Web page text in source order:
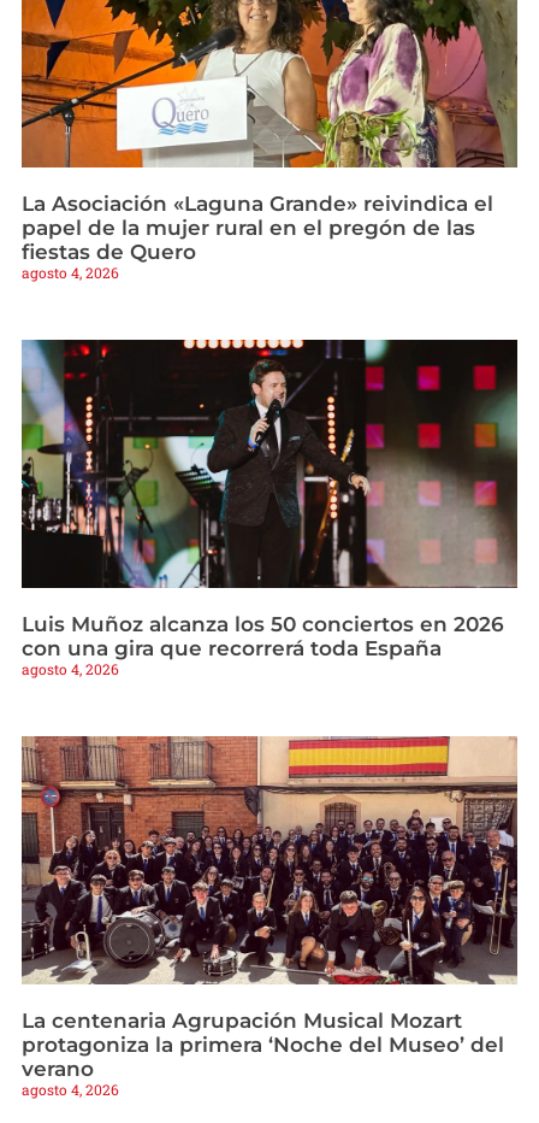
La Asociación «Laguna Grande» reivindica el
papel de la mujer rural en el pregón de las
fiestas de Quero
agosto 4, 2026
Luis Muñoz alcanza los 50 conciertos en 2026
con una gira que recorrerá toda España
agosto 4, 2026
La centenaria Agrupación Musical Mozart
protagoniza la primera ‘Noche del Museo’ del
verano
agosto 4, 2026